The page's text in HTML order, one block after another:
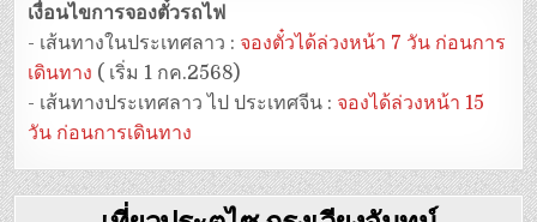
เงื่อนไขการจองตั๋วรถไฟ
- เส้นทางในประเทศลาว : จองตั๋วได้ล่วงหน้า 7 วัน ก่อนการ
เดินทาง ( เริ่ม 1 กค.2568)
- เส้นทางประเทศลาว ไป ประเทศจีน : จองได้ล่วงหน้า 15
วัน ก่อนการเดินทาง